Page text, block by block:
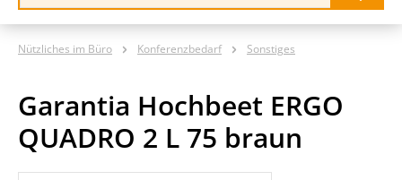
Nützliches im Büro Konferenzbedarf Sonstiges
Garantia Hochbeet ERGO
QUADRO 2 L 75 braun